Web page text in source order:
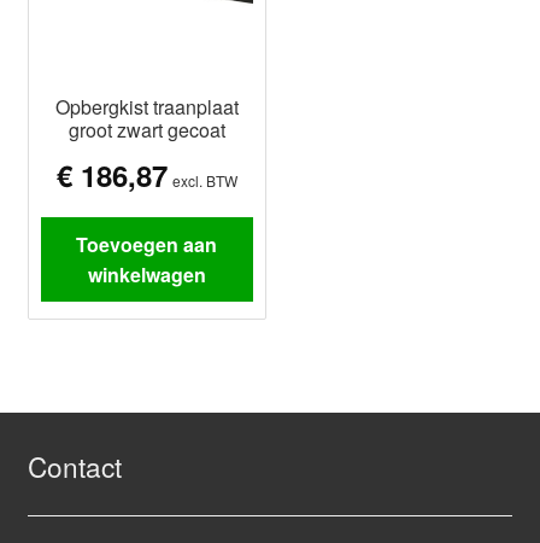
Opbergkist traanplaat
groot zwart gecoat
€186,87 excl. BTW
Toevoegen aan
winkelwagen
Contact